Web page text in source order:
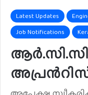
Latest Updates
Job Notifications